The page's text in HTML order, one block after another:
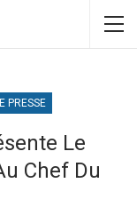
PRESSE
Le
Chef Du